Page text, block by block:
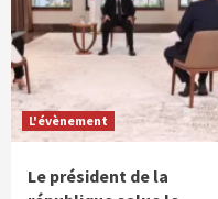
L'évènement
Le président de la